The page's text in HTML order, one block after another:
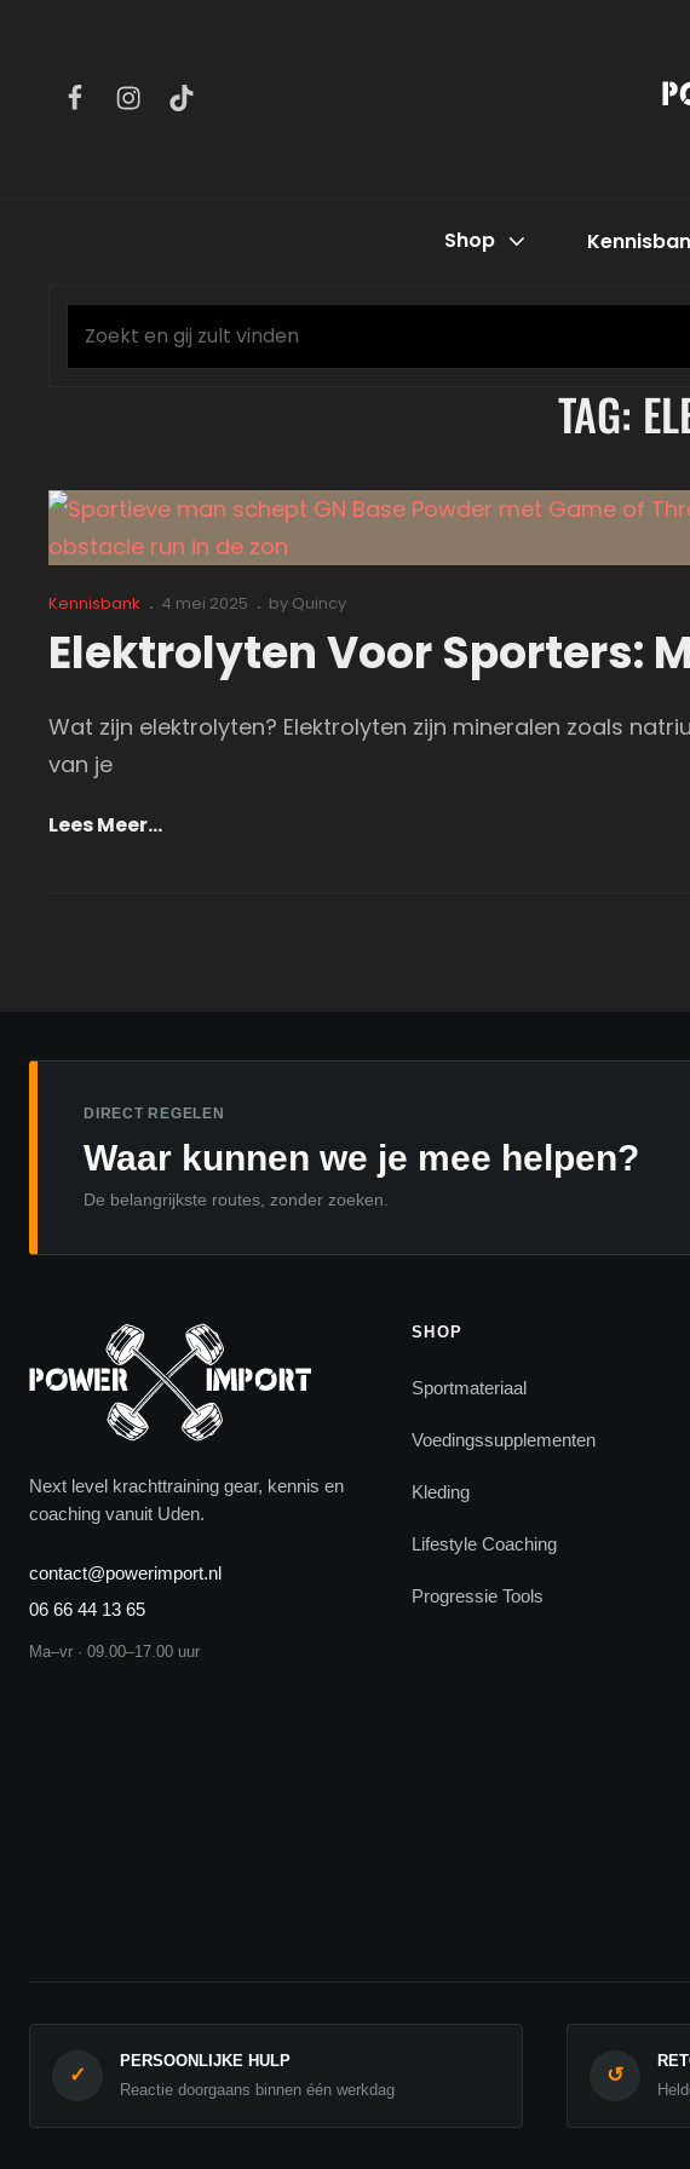
Facebook
Instagram
Tiktok
Shop
TAG:
Cat
Kennisbank
Posted
4 mei 2025 by Quincy
Elektrolyten Voor Sporters:
Wat zijn elektrolyten? Elektrolyten zijn mineralen zoals
van je
Lees Meer…Elektrolyten
DIRECT REGELEN
Waar kunnen we je mee helpen?
De belangrijkste routes, zonder zoeken.
Next level krachttraining gear, kennis en
coaching vanuit Uden.
contact@powerimport.nl
06 66 44 13 65
Ma–vr · 09.00–17.00 uur
SHOP
Sportmateriaal
Voedingssupplementen
Kleding
Lifestyle Coaching
Progressie Tools
✓
PERSOONLIJKE HULP
Reactie doorgaans binnen één werkdag
↺